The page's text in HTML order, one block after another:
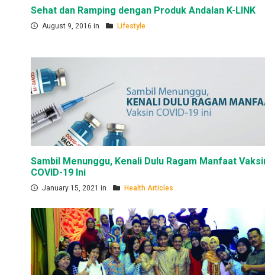
Sehat dan Ramping dengan Produk Andalan K-LINK
August 9, 2016 in Lifestyle
Sambil Menunggu, Kenali Dulu Ragam Manfaat
COVID-19 Ini
January 15, 2021 in Health Articles